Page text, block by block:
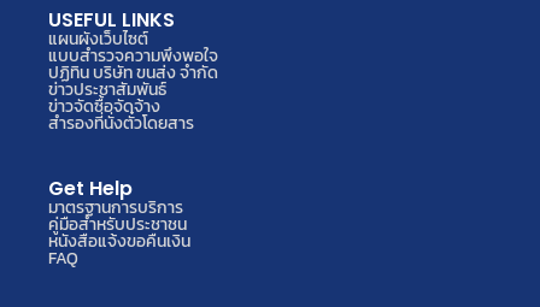
USEFUL LINKS
แผนผังเว็บไซต์
แบบสำรวจความพึงพอใจ
ปฏิทิน บริษัท ขนส่ง จำกัด
ข่าวประชาสัมพันธ์
ข่าวจัดซื้อจัดจ้าง
สำรองที่นั่งตั๋วโดยสาร
Get Help
มาตรฐานการบริการ
คู่มือสำหรับประชาชน
หนังสือแจ้งขอคืนเงิน
FAQ